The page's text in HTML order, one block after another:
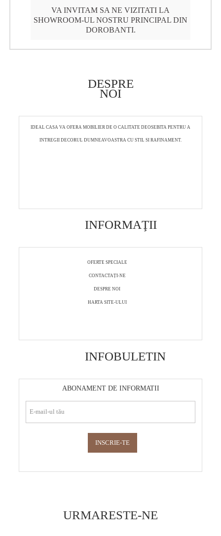
VA INVITAM SA NE VIZITATI LA
SHOWROOM-UL NOSTRU PRINCIPAL DIN
DOROBANTI.
DESPRE
NOI
IDEAL CASA VA OFERA MOBILIER DE O CALITATE DEOSEBITA PENTRU A
INTREGII DECORUL DUMNEAVOASTRA CU STIL SI RAFINAMENT.
INFORMAŢII
OFERTE SPECIALE
CONTACTAȚI-NE
DESPRE NOI
HARTA SITE-ULUI
INFOBULETIN
ABONAMENT DE INFORMATII
URMARESTE-NE